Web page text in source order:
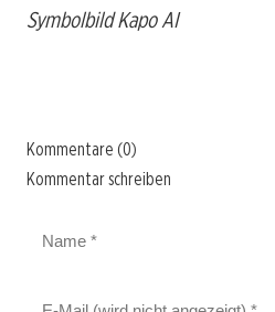
Symbolbild Kapo AI
Kommentare (0)
Kommentar schreiben